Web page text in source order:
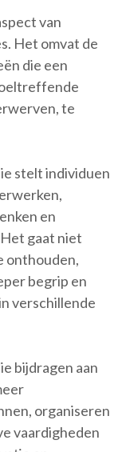
van
Het omvat de
die een
te
stelt individuen
en
gaat niet
onthouden,
begrip en
verschillende
bijdragen aan
organiseren
vaardigheden